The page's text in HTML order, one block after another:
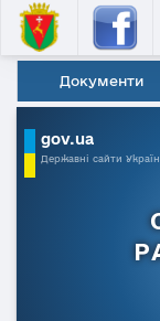
Документи
gov.ua
Державні сайти